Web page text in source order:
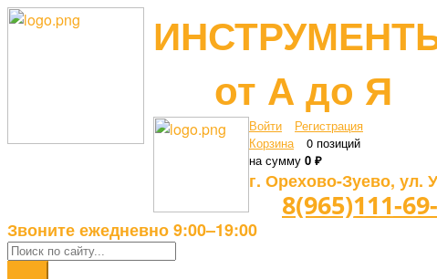
от А до Я
Войти
Регистрация
Корзина
0 позиций
на сумму 0 ₽
г. Орехово-Зуево, ул.
8(965)111-
Звоните ежедневно 9:00–19:00